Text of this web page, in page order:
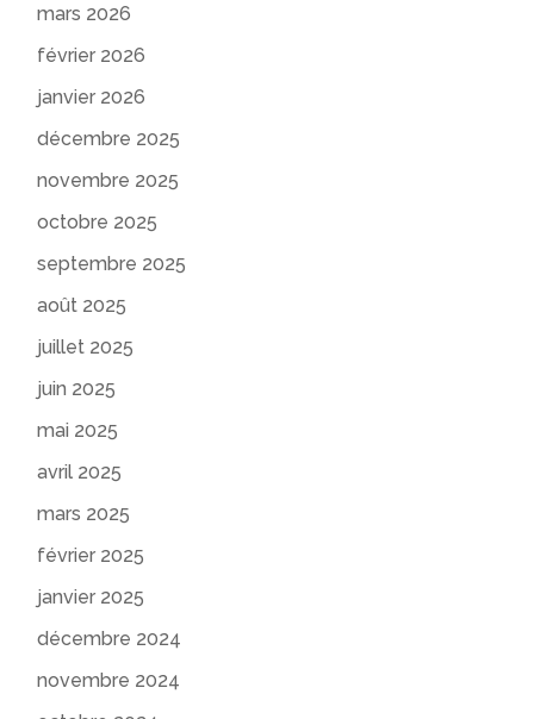
mars 2026
février 2026
janvier 2026
décembre 2025
novembre 2025
octobre 2025
septembre 2025
août 2025
juillet 2025
juin 2025
mai 2025
avril 2025
mars 2025
février 2025
janvier 2025
décembre 2024
novembre 2024